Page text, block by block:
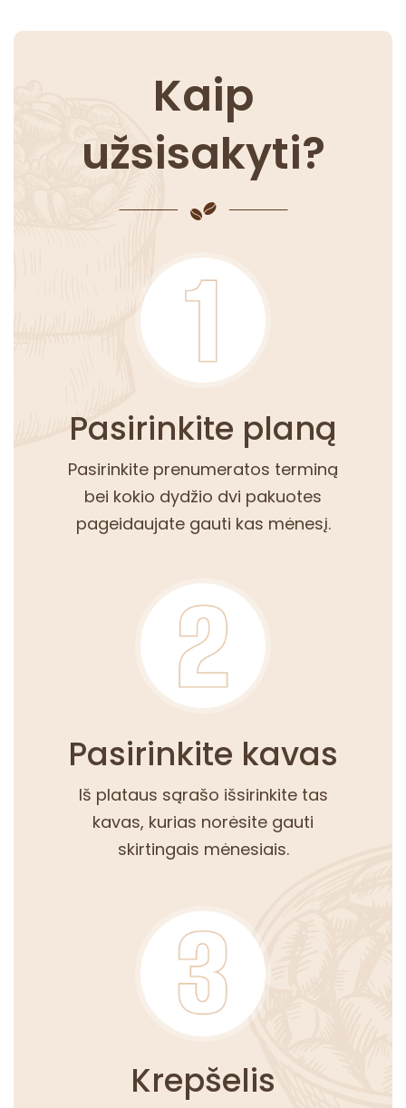
Kaip
užsisakyti?
Pasirinkite planą
Pasirinkite prenumeratos terminą
bei kokio dydžio dvi pakuotes
pageidaujate gauti kas mėnesį.
Pasirinkite kavas
Iš plataus sąrašo išsirinkite tas
kavas, kurias norėsite gauti
skirtingais mėnesiais.
Krepšelis